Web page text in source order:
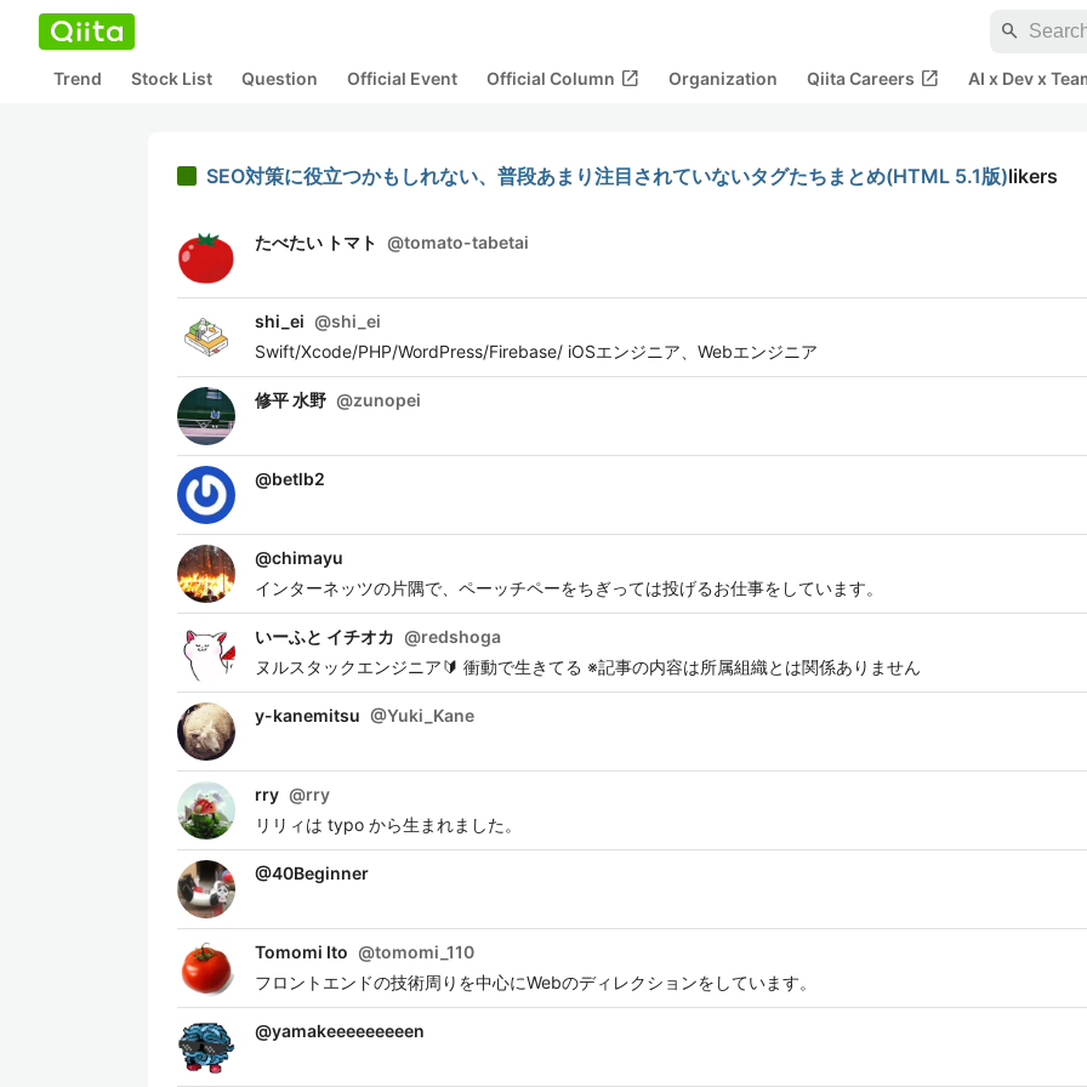
search
Trend Stock List Question Official Event Official Column open_in_new Organization Qiita Careers open_in_new AI x Dev x
SEO対策に役立つかもしれない、普段あまり注目されていないタグたちまとめ(HTML 5.1版)likers
たべたい トマト @tomato-tabetai
shi_ei @shi_ei
Swift/Xcode/PHP/WordPress/Firebase/ iOSエンジニア、Webエンジニア
修平 水野 @zunopei
@betlb2
@chimayu
インターネッツの片隅で、ペーッチペーをちぎっては投げるお仕事をしています。
いーふと イチオカ @redshoga
ヌルスタックエンジニア🔰 衝動で生きてる ※記事の内容は所属組織とは関係ありません
y-kanemitsu @Yuki_Kane
rry @rry
リリィは typo から生まれました。
@40Beginner
Tomomi Ito @tomomi_110
フロントエンドの技術周りを中心にWebのディレクションをしています。
@yamakeeeeeeeeen